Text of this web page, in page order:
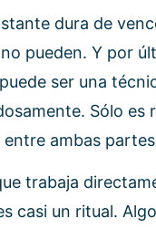
dura de
pueden. Y por
ser una
Sólo
entre ambas
trabaja
casi un ritual.